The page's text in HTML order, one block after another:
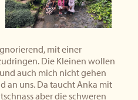
mit einer
Die Kleinen wollen
auch mich nicht gehen
an uns. Da taucht Anka mit
aber die schweren